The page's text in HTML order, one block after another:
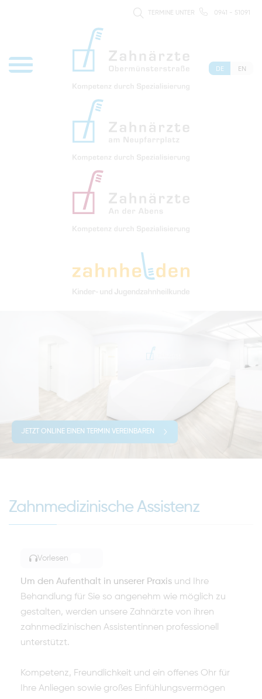
TERMINE UNTER 0941 - 51091
DE EN
JETZT ONLINE EINEN TERMIN VEREINBAREN
Zahnmedizinische Assistenz
Vorlesen
Um den Aufenthalt in unserer Praxis und Ihre
Behandlung für Sie so angenehm wie möglich zu
gestalten, werden unsere Zahnärzte von ihren
zahnmedizinischen Assistentinnen professionell
unterstützt.
Kompetenz, Freundlichkeit und ein offenes Ohr für
Ihre Anliegen sowie großes Einfühlungsvermögen